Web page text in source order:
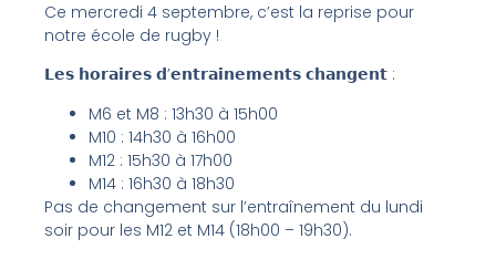
Ce mercredi 4 septembre, c’est la reprise pour
notre école de rugby !
𝗟𝗲𝘀 𝗵𝗼𝗿𝗮𝗶𝗿𝗲𝘀 𝗱’𝗲𝗻𝘁𝗿𝗮𝗶𝗻𝗲𝗺𝗲𝗻𝘁𝘀 𝗰𝗵𝗮𝗻𝗴𝗲𝗻𝘁 :
M6 et M8 : 13h30 à 15h00
M10 : 14h30 à 16h00
M12 : 15h30 à 17h00
M14 : 16h30 à 18h30
Pas de changement sur l’entraînement du lundi
soir pour les M12 et M14 (18h00 – 19h30).